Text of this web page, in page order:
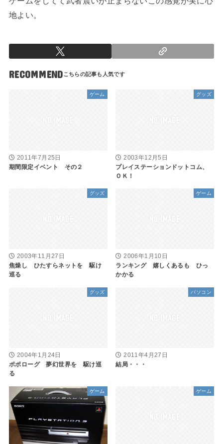
地よい。
RECOMMEND
ゲーム
2011年7月25日
期間限定イベント その２
グッズ
2003年12月5日
プレイステーションドットコム、
ＯＫ！
グッズ
2003年11月27日
焦燥し ひたすらネットを 駆け
巡る
ゲーム
2006年1月10日
ランキング 嬉しくあるも ひっ
かかる
グッズ
2004年1月24日
ポポローグ 夢幻世界を 駆け巡
る
パソコン
2011年4月27日
結局・・・
ゲーム ゲーム